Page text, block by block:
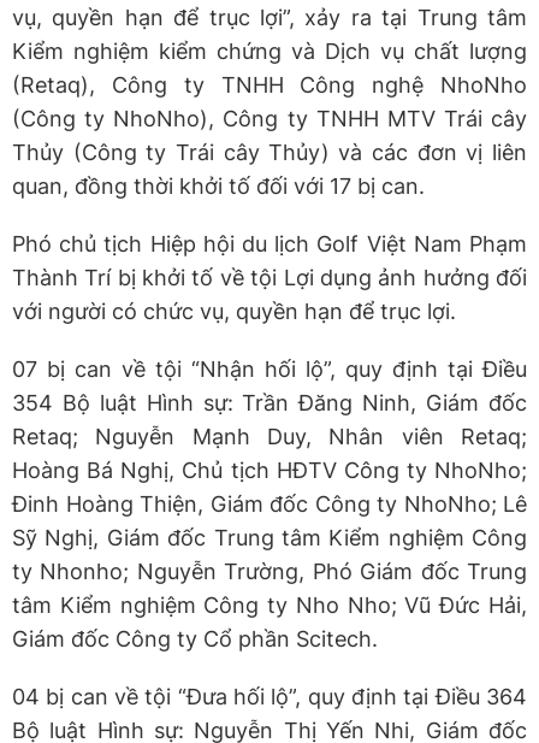
vụ, quyền hạn để trục lợi”, xảy ra tại Trung tâm
Kiểm nghiệm kiểm chứng và Dịch vụ chất lượng
(Retaq), Công ty TNHH Công nghệ NhoNho
(Công ty NhoNho), Công ty TNHH MTV Trái cây
Thủy (Công ty Trái cây Thủy) và các đơn vị liên
quan, đồng thời khởi tố đối với 17 bị can.
Phó chủ tịch Hiệp hội du lịch Golf Việt Nam Phạm
Thành Trí bị khởi tố về tội Lợi dụng ảnh hưởng đối
với người có chức vụ, quyền hạn để trục lợi.
07 bị can về tội “Nhận hối lộ”, quy định tại Điều
354 Bộ luật Hình sự: Trần Đăng Ninh, Giám đốc
Retaq; Nguyễn Mạnh Duy, Nhân viên Retaq;
Hoàng Bá Nghị, Chủ tịch HĐTV Công ty NhoNho;
Đinh Hoàng Thiện, Giám đốc Công ty NhoNho; Lê
Sỹ Nghị, Giám đốc Trung tâm Kiểm nghiệm Công
ty Nhonho; Nguyễn Trường, Phó Giám đốc Trung
tâm Kiểm nghiệm Công ty Nho Nho; Vũ Đức Hải,
Giám đốc Công ty Cổ phần Scitech.
04 bị can về tội “Đưa hối lộ”, quy định tại Điều 364
Bộ luật Hình sự: Nguyễn Thị Yến Nhi, Giám đốc